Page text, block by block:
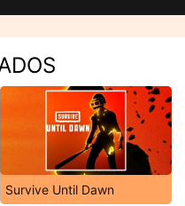
Survive Until Dawn